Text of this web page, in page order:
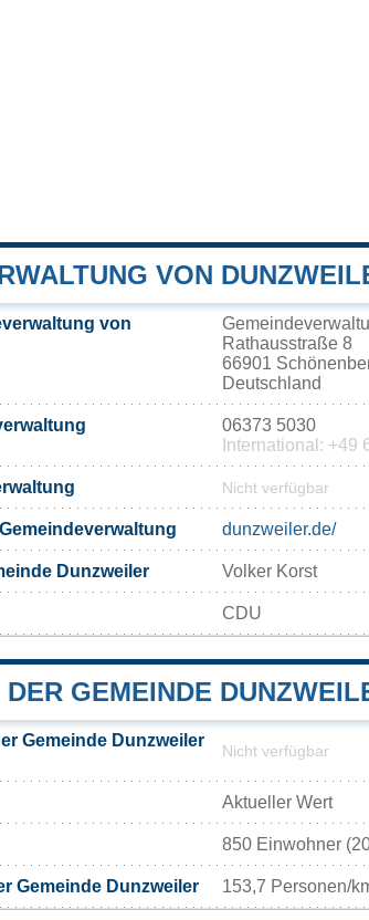
VON
von
Rathausstraße 8
66901
Deutschland
06373 5030
International: +49
Nicht verfügbar
dunzweiler.de/
Dunzweiler Volker Korst
CDU
GEMEINDE
Gemeinde Dunzweiler
Nicht verfügbar
Aktueller Wert
850 Einwohner
Gemeinde Dunzweiler 153,7 Personen/